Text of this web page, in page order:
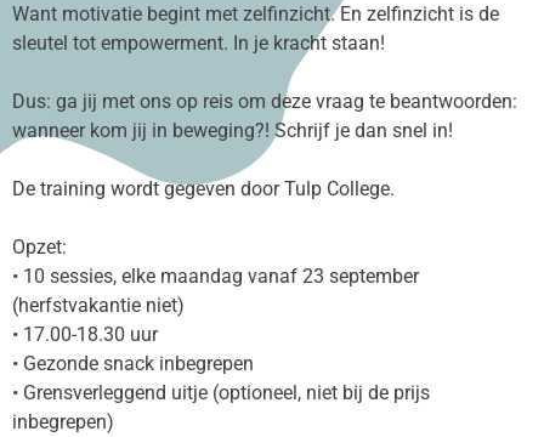
Want motivatie begint met zelfinzicht. En zelfinzicht is de
sleutel tot empowerment. In je kracht staan!
Dus: ga jij met ons op reis om deze vraag te beantwoorden:
wanneer kom jij in beweging?! Schrijf je dan snel in!
De training wordt gegeven door Tulp College.
Opzet:
• 10 sessies, elke maandag vanaf 23 september
(herfstvakantie niet)
• 17.00-18.30 uur
• Gezonde snack inbegrepen
• Grensverleggend uitje (optioneel, niet bij de prijs
inbegrepen)